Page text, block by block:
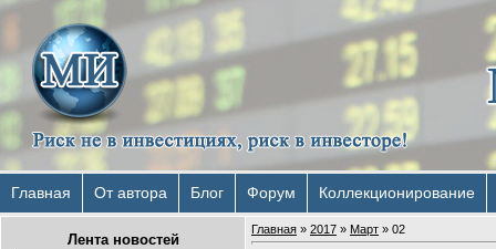
Главная От автора Блог Форум Коллекционирование
Лента новостей
Главная » 2017 » Март » 02